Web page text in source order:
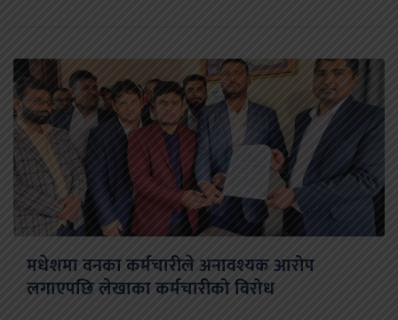
मधेशमा वनका कर्मचारीले अनावश्यक आरोप
लगाएपछि लेखाका कर्मचारीको विरोध